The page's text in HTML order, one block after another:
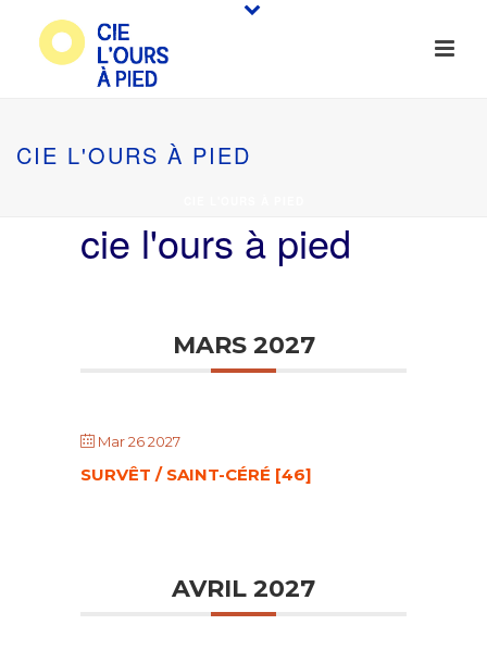
CIE L'OURS À PIED
cie l'ours à pied
MARS 2027
Mar 26 2027
SURVÊT / SAINT-CÉRÉ [46]
AVRIL 2027